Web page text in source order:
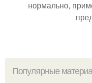
нормально,
Популярные